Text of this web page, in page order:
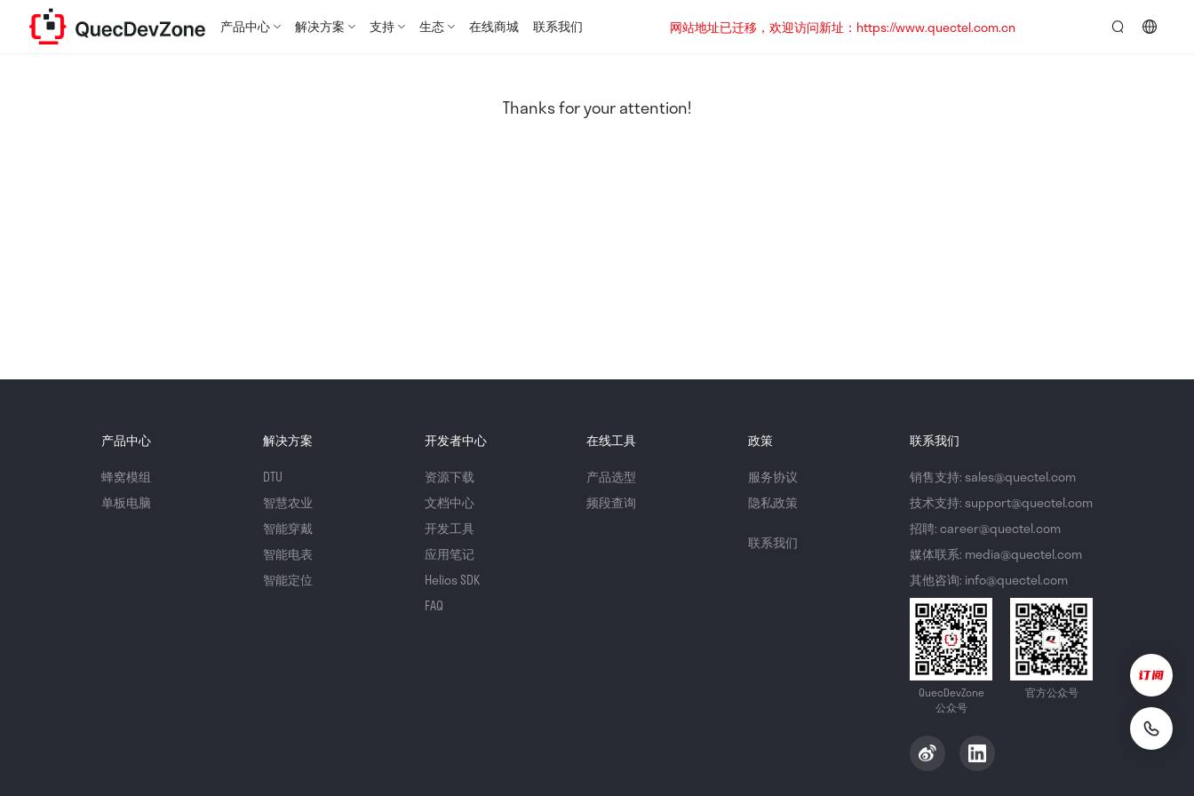
产品中心 解决方案 支持 生态 在线商城 联系我们
网站地址已迁移，欢迎访问新址：https://www.quectel.com.cn
Thanks for your attention!
产品中心
蜂窝模组
单板电脑
解决方案
DTU
智慧农业
智能穿戴
智能电表
智能定位
开发者中心
资源下载
文档中心
开发工具
应用笔记
Helios SDK
FAQ
在线工具
产品选型
频段查询
政策
服务协议
隐私政策
联系我们
联系我们
销售支持: sales@quectel.com
技术支持: support@quectel.com
招聘: career@quectel.com
媒体联系: media@quectel.com
其他咨询: info@quectel.com
QuecDevZone
公众号
官方公众号